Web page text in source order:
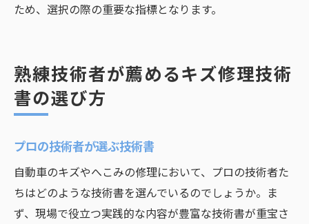
ため、選択の際の重要な指標となります。
熟練技術者が薦めるキズ修理技術
書の選び方
プロの技術者が選ぶ技術書
自動車のキズやへこみの修理において、プロの技術者た
ちはどのような技術書を選んでいるのでしょうか。ま
ず、現場で役立つ実践的な内容が豊富な技術書が重宝さ